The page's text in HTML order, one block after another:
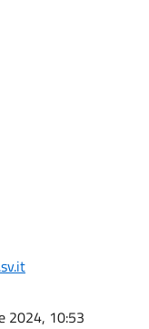
2024, 10:53